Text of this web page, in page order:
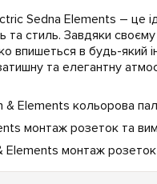
Sedna Elements – це
та стиль. Завдяки
впишеться в будь-який
та елегантну